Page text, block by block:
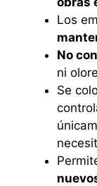
Los
No
ni
Se